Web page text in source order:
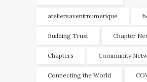
ateliersavenirnumerique
Building Trust Chapter
Chapters Community
Connecting the World